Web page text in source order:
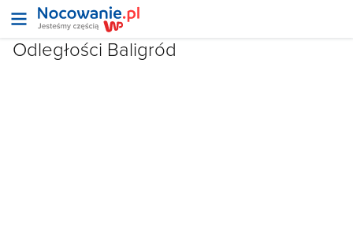
Odległości Baligród